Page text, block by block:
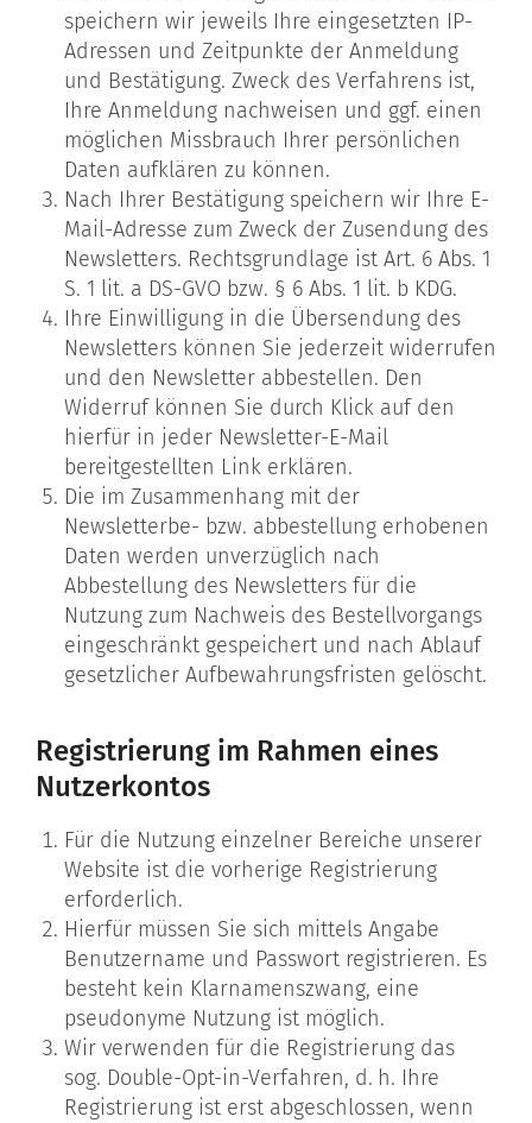
speichern wir jeweils Ihre eingesetzten IP-
Adressen und Zeitpunkte der Anmeldung
und Bestätigung. Zweck des Verfahrens ist,
Ihre Anmeldung nachweisen und ggf. einen
möglichen Missbrauch Ihrer persönlichen
Daten aufklären zu können.
Nach Ihrer Bestätigung speichern wir Ihre E-
Mail-Adresse zum Zweck der Zusendung des
Newsletters. Rechtsgrundlage ist Art. 6 Abs. 1
S. 1 lit. a DS-GVO bzw. § 6 Abs. 1 lit. b KDG.
Ihre Einwilligung in die Übersendung des
Newsletters können Sie jederzeit widerrufen
und den Newsletter abbestellen. Den
Widerruf können Sie durch Klick auf den
hierfür in jeder Newsletter-E-Mail
bereitgestellten Link erklären.
Die im Zusammenhang mit der
Newsletterbe- bzw. abbestellung erhobenen
Daten werden unverzüglich nach
Abbestellung des Newsletters für die
Nutzung zum Nachweis des Bestellvorgangs
eingeschränkt gespeichert und nach Ablauf
gesetzlicher Aufbewahrungsfristen gelöscht.
Registrierung im Rahmen eines
Nutzerkontos
Für die Nutzung einzelner Bereiche unserer
Website ist die vorherige Registrierung
erforderlich.
Hierfür müssen Sie sich mittels Angabe
Benutzername und Passwort registrieren. Es
besteht kein Klarnamenszwang, eine
pseudonyme Nutzung ist möglich.
Wir verwenden für die Registrierung das
sog. Double-Opt-in-Verfahren, d. h. Ihre
Registrierung ist erst abgeschlossen, wenn